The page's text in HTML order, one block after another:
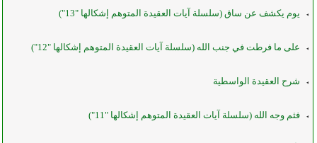
يوم يكشف عن ساق (سلسلة آيات العقيدة المتوهم إشكالها "13")
على ما فرطت في جنب الله (سلسلة آيات العقيدة المتوهم إشكالها "12")
شرح العقيدة الواسطية
فثم وجه الله (سلسلة آيات العقيدة المتوهم إشكالها "11")